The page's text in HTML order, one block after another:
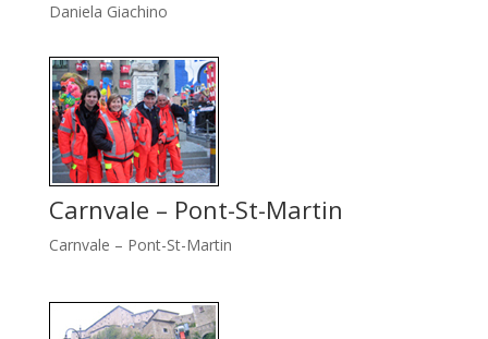
Daniela Giachino
Carnvale – Pont-St-Martin
Carnvale – Pont-St-Martin